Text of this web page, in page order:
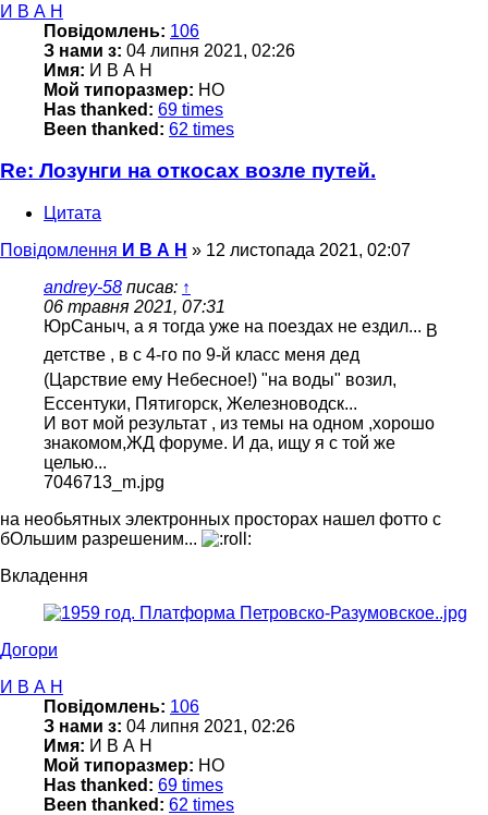
И В А Н
Повідомлень: 106
З нами з: 04 липня 2021, 02:26
Имя: И В А Н
Мой типоразмер: HO
Has thanked: 69 times
Been thanked: 62 times
Re: Лозунги на откосах возле путей.
Цитата
Повідомлення И В А Н » 12 листопада 2021, 02:07
andrey-58 писав: ↑
06 травня 2021, 07:31
ЮрСаныч, а я тогда уже на поездах не ездил... В
детстве , в с 4-го по 9-й класс меня дед
(Царствие ему Небесное!) "на воды" возил,
Ессентуки, Пятигорск, Железноводск...
И вот мой результат , из темы на одном ,хорошо
знакомом,ЖД форуме. И да, ищу я с той же
целью...
7046713_m.jpg
на необьятных электронных просторах нашел фотто с
бОльшим разрешеним...
Вкладення
Догори
И В А Н
Повідомлень: 106
З нами з: 04 липня 2021, 02:26
Имя: И В А Н
Мой типоразмер: HO
Has thanked: 69 times
Been thanked: 62 times